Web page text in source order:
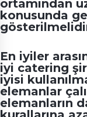
ortamından
konusunda
En iyiler
iyi catering
iyisi
elemanlar
elemanların